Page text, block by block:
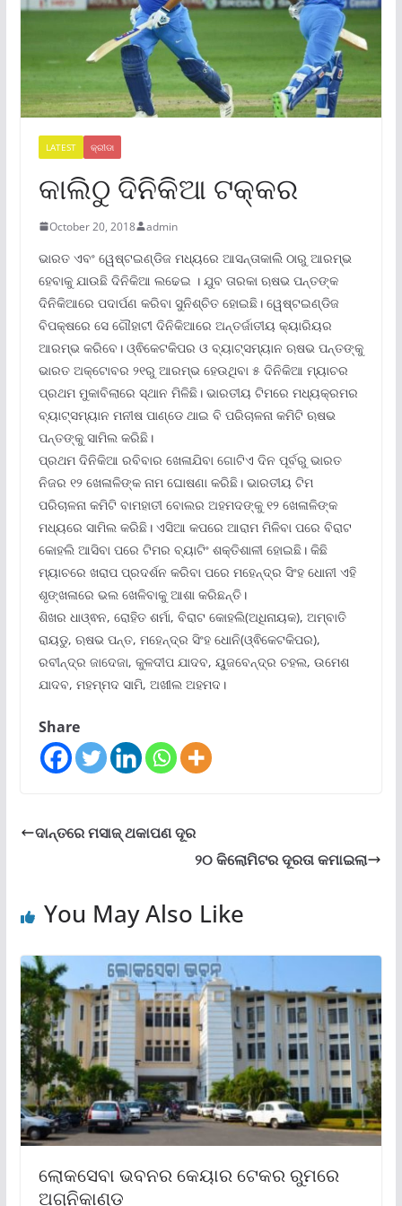
LATEST କ୍ରୀଡା
କାଲିଠୁ ଦିନିକିଆ ଟକ୍କର
October 20, 2018 admin
ଭାରତ ଏବଂ ୱେଷ୍ଟଇଣ୍ଡିଜ ମଧ୍ୟରେ ଆସନ୍ତାକାଲି ଠାରୁ ଆରମ୍ଭ
ହେବାକୁ ଯାଉଛି ଦିନିକିଆ ଲଢେଇ । ଯୁବ ତାରକା ଋଷଭ ପନ୍ତଙ୍କ
ଦିନିକିଆରେ ପଦାର୍ପଣ କରିବା ସୁନିଶ୍ଚିତ ହୋଇଛି। ୱେଷ୍ଟଇଣ୍ଡିଜ
ବିପକ୍ଷରେ ସେ ଗୌହାଟୀ ଦିନିକିଆରେ ଅନ୍ତର୍ଜାତୀୟ କ୍ୟାରିୟର
ଆରମ୍ଭ କରିବେ। ଓ୍ଵିକେଟକିପର ଓ ବ୍ୟାଟ୍ସମ୍ୟାନ ଋଷଭ ପନ୍ତଙ୍କୁ
ଭାରତ ଅକ୍ଟୋବର ୨୧ରୁ ଆରମ୍ଭ ହେଉଥିବା ୫ ଦିନିକିଆ ମ୍ୟାଚର
ପ୍ରଥମ ମୁକାବିଲାରେ ସ୍ଥାନ ମିଳିଛି। ଭାରତୀୟ ଟିମରେ ମଧ୍ୟକ୍ରମର
ବ୍ୟାଟ୍ସମ୍ୟାନ ମନୀଷ ପାଣ୍ଡେ ଥାଇ ବି ପରିଚାଳନା କମିଟି ଋଷଭ
ପନ୍ତଙ୍କୁ ସାମିଲ କରିଛି।
ପ୍ରଥମ ଦିନିକିଆ ରବିବାର ଖେଳାଯିବା ଗୋଟିଏ ଦିନ ପୂର୍ବରୁ ଭାରତ
ନିଜର ୧୨ ଖେଳାଳିଙ୍କ ନାମ ଘୋଷଣା କରିଛି। ଭାରତୀୟ ଟିମ
ପରିଚାଳନା କମିଟି ବାମହାତୀ ବୋଲର ଅହମଦଙ୍କୁ ୧୨ ଖେଳାଳିଙ୍କ
ମଧ୍ୟରେ ସାମିଲ କରିଛି। ଏସିଆ କପରେ ଆରାମ ମିଳିବା ପରେ ବିରାଟ
କୋହଲି ଆସିବା ପରେ ଟିମର ବ୍ୟାଟିଂ ଶକ୍ତିଶାଳୀ ହୋଇଛି। କିଛି
ମ୍ୟାଚରେ ଖରାପ ପ୍ରଦର୍ଶନ କରିବା ପରେ ମହେନ୍ଦ୍ର ସିଂହ ଧୋନୀ ଏହି
ଶୃଙ୍ଖଳାରେ ଭଲ ଖେଳିବାକୁ ଆଶା କରିଛନ୍ତି।
ଶିଖର ଧାଓ୍ଵନ, ରୋହିତ ଶର୍ମା, ବିରାଟ କୋହଲି(ଅଧିନାୟକ), ଅମ୍ବାତି
ରାୟଡୁ, ଋଷଭ ପନ୍ତ, ମହେନ୍ଦ୍ର ସିଂହ ଧୋନି(ଓ୍ଵିକେଟକିପର),
ରବୀନ୍ଦ୍ର ଜାଦେଜା, କୁଳଦୀପ ଯାଦବ, ୟୁଜବେନ୍ଦ୍ର ଚହଲ, ଉମେଶ
ଯାଦବ, ମହମ୍ମଦ ସାମି, ଅଖୀଲ ଅହମଦ।
Share
ଦାନ୍ତରେ ମସାଜ୍ ଥକାପଣ ଦୂର
୨୦ କିଲୋମିଟର ଦୂରତା କମାଇଲା
You May Also Like
ଲୋକସେବା ଭବନର କେୟାର ଟେକର ରୁମରେ
ଅଗ୍ନିକାଣ୍ଡ